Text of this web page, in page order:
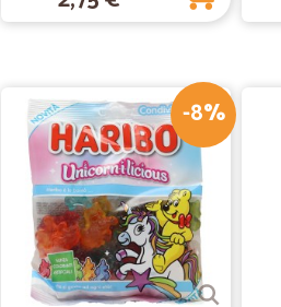
integra nel giro di due o tre giorni. Perfetto
possibilità…
devo stare attenta ai prezzi
-8%